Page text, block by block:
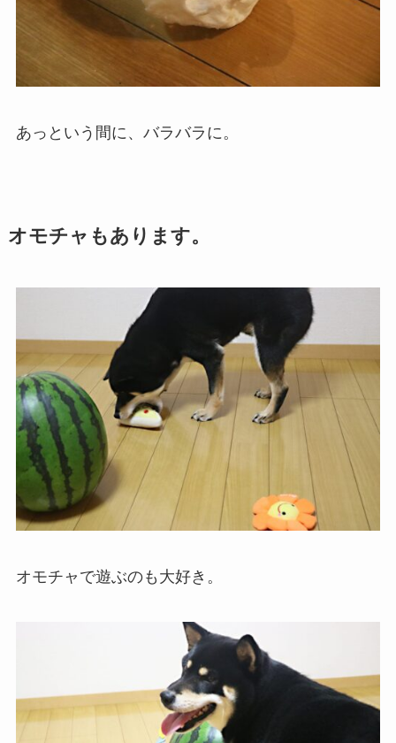
あっという間に、バラバラに。
オモチャもあります。
オモチャで遊ぶのも大好き。